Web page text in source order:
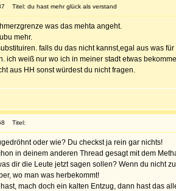
Titel: du hast mehr glück als verstand
was das mehta angeht.
mehr.
falls du das nicht kannst,egal aus was
ich weiß nur wo ich in meiner stadt etwas
aus HH sonst würdest du nicht fragen.
Titel:
oder wie? Du checkst ja rein gar nichts!
in deinem anderen Thread gesagt mit dem
dir die Leute jetzt sagen sollen? Wenn du nicht
wo man was herbekommt!
mach doch ein kalten Entzug, dann hast das